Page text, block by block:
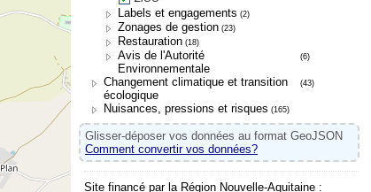
Labels et engagements (2)
Zonages de gestion (23)
Restauration (18)
Avis de l'Autorité
Environnementale
(6)
Changement climatique et transition
écologique
(43)
Nuisances, pressions et risques (165)
Glisser-déposer vos données au format GeoJSON
Comment convertir vos données?
Site financé par la Région Nouvelle-Aquitaine :